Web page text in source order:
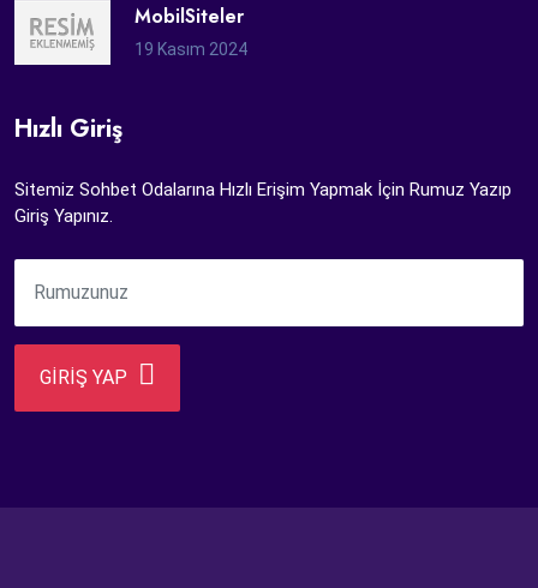
MobilSiteler
19 Kasım 2024
Hızlı Giriş
Sitemiz Sohbet Odalarına Hızlı Erişim Yapmak İçin Rumuz Yazıp
Giriş Yapınız.
GİRİŞ YAP